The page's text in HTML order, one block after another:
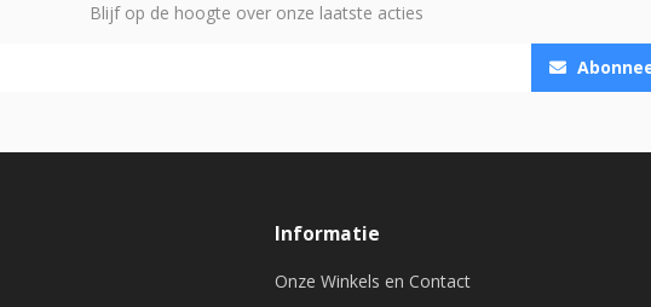
Blijf op de hoogte over onze laatste acties
Informatie
Onze Winkels en Contact